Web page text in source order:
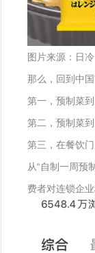
图片来源：日冷
那么，回到中
第一，预制菜
第二，预制菜
第三，在餐饮
从“自制一周预
费者对连锁企